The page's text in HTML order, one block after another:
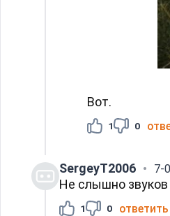
Вот.
1 0
SergeyT2006 7-
Не слышно звуков
1 0 ответить